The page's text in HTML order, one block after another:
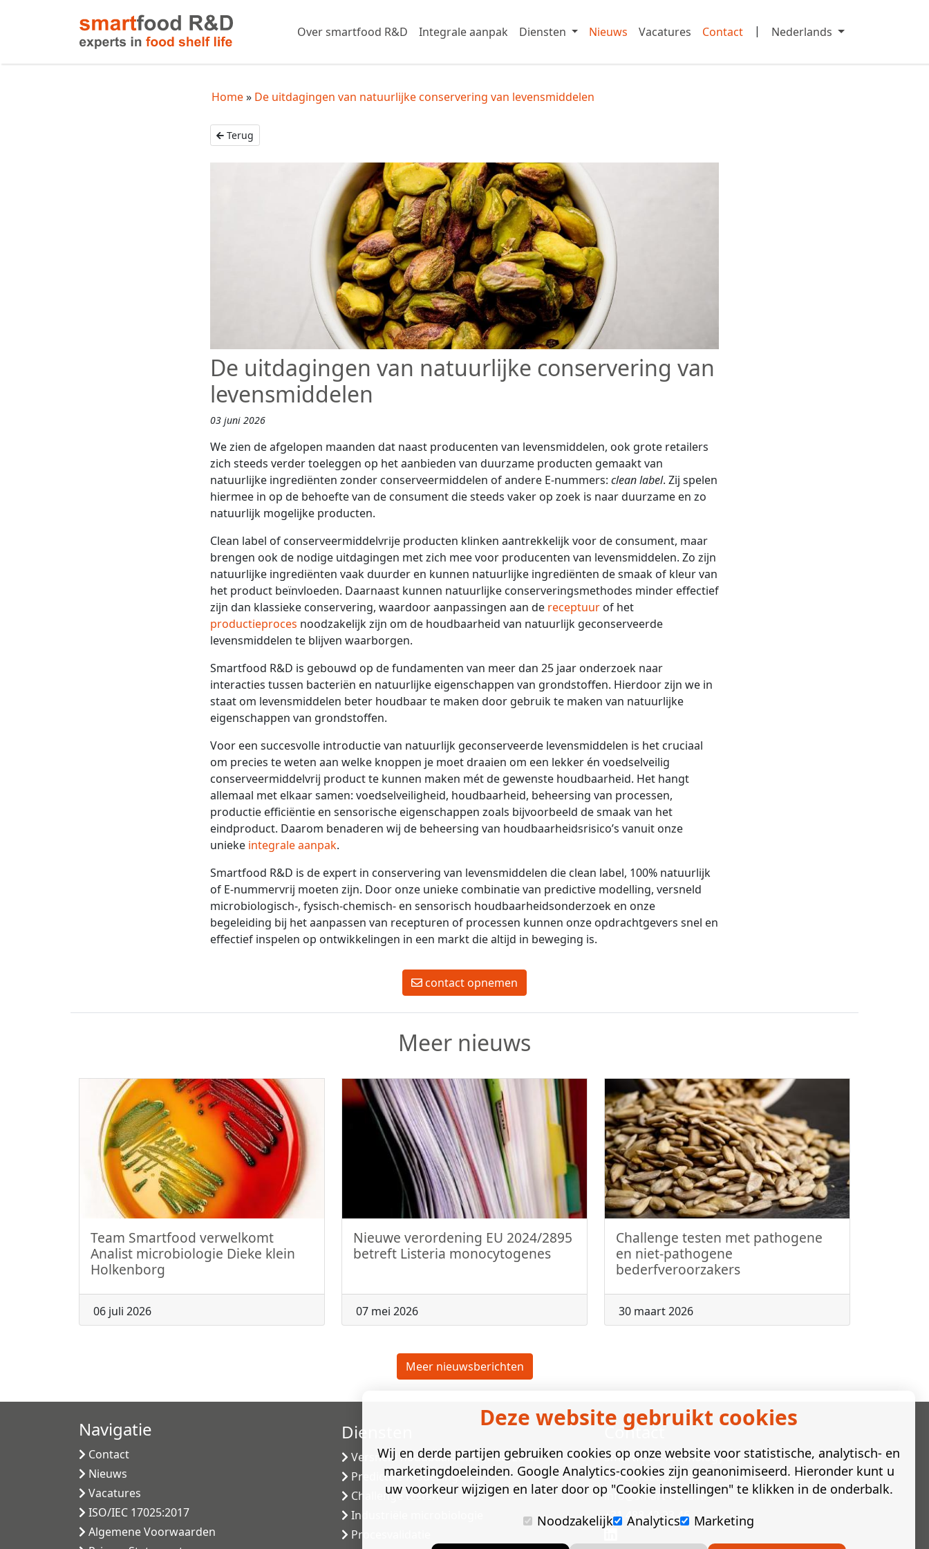
Over smartfood R&D Integrale aanpak Diensten Nieuws Vacatures Contact | Nederlands
Home De uitdagingen van natuurlijke conservering van levensmiddelen
Terug
De uitdagingen van natuurlijke conservering van
levensmiddelen
03 juni 2026
We zien de afgelopen maanden dat naast producenten van levensmiddelen, ook grote retailers
zich steeds verder toeleggen op het aanbieden van duurzame producten gemaakt van
natuurlijke ingrediënten zonder conserveermiddelen of andere E-nummers: clean label. Zij spelen
hiermee in op de behoefte van de consument die steeds vaker op zoek is naar duurzame en zo
natuurlijk mogelijke producten.
Clean label of conserveermiddelvrije producten klinken aantrekkelijk voor de consument, maar
brengen ook de nodige uitdagingen met zich mee voor producenten van levensmiddelen. Zo zijn
natuurlijke ingrediënten vaak duurder en kunnen natuurlijke ingrediënten de smaak of kleur van
het product beïnvloeden. Daarnaast kunnen natuurlijke conserveringsmethodes minder effectief
zijn dan klassieke conservering, waardoor aanpassingen aan de receptuur of het
productieproces noodzakelijk zijn om de houdbaarheid van natuurlijk geconserveerde
levensmiddelen te blijven waarborgen.
Smartfood R&D is gebouwd op de fundamenten van meer dan 25 jaar onderzoek naar
interacties tussen bacteriën en natuurlijke eigenschappen van grondstoffen. Hierdoor zijn we in
staat om levensmiddelen beter houdbaar te maken door gebruik te maken van natuurlijke
eigenschappen van grondstoffen.
Voor een succesvolle introductie van natuurlijk geconserveerde levensmiddelen is het cruciaal
om precies te weten aan welke knoppen je moet draaien om een lekker én voedselveilig
conserveermiddelvrij product te kunnen maken mét de gewenste houdbaarheid. Het hangt
allemaal met elkaar samen: voedselveiligheid, houdbaarheid, beheersing van processen,
productie efficiëntie en sensorische eigenschappen zoals bijvoorbeeld de smaak van het
eindproduct. Daarom benaderen wij de beheersing van houdbaarheidsrisico’s vanuit onze
unieke integrale aanpak.
Smartfood R&D is de expert in conservering van levensmiddelen die clean label, 100% natuurlijk
of E-nummervrij moeten zijn. Door onze unieke combinatie van predictive modelling, versneld
microbiologisch-, fysisch-chemisch- en sensorisch houdbaarheidsonderzoek en onze
begeleiding bij het aanpassen van recepturen of processen kunnen onze opdrachtgevers snel en
effectief inspelen op ontwikkelingen in een markt die altijd in beweging is.
contact opnemen
Meer nieuws
Team Smartfood verwelkomt
Analist microbiologie Dieke klein
Holkenborg
06 juli 2026
Nieuwe verordening EU 2024/2895
betreft Listeria monocytogenes
07 mei 2026
Challenge testen met pathogene
en niet-pathogene
bederfveroorzakers
30 maart 2026
Meer nieuwsberichten
Navigatie
Contact
Nieuws
Vacatures
ISO/IEC 17025:2017
Algemene Voorwaarden
Diensten
Versneld houdbaarheidsonderzoek
Predictive modelling
Challenge testen
Industriële microbiologie
Procesvalidatie
Contact
Smartfood Technology BV
Kerkstraat 3a | 6671 AN Zetten | Nederland
info@smart-food.nl
+31 488 42 23 46
Deze website gebruikt cookies
Wij en derde partijen gebruiken cookies op onze website voor statistische, analytisch- en
marketingdoeleinden. Google Analytics-cookies zijn geanonimiseerd. Hieronder kunt u
uw voorkeur wijzigen en later door op "Cookie instellingen" te klikken in de onderbalk.
Noodzakelijk
Analytics Marketing